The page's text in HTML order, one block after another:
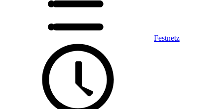
Festnetz